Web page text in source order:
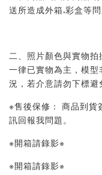
送所造成外箱.彩盒等
二、照片顏色與實物
一律已實物為主，模
況，若介意請勿下標避
※售後保修： 商品到貨
訊回報我問題。
※開箱請錄影※
※開箱請錄影※